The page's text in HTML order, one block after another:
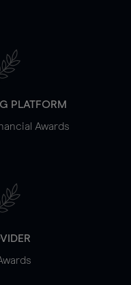
PLATFORM
Awards